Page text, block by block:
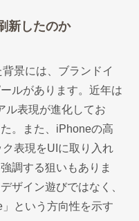
新したのか
景には、ブランドイ
ルがあります。近年は
ル表現が進化してお
。また、iPhoneの高
表現をUIに取り入れ
調する狙いもありま
ザイン遊びではなく、
」という方向性を示す